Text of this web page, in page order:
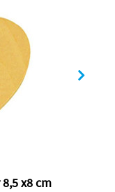
x8 cm